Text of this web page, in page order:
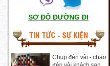
SƠ ĐỒ ĐƯỜNG ĐI
TIN TỨC - SỰ KIỆN
Chụp đèn vải - chao